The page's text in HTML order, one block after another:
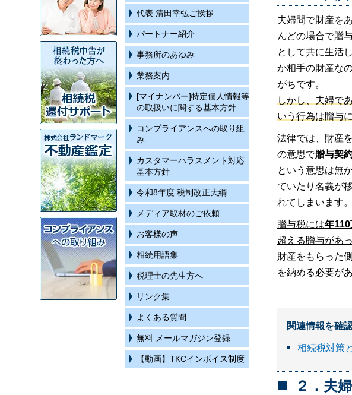
夫婦間で財産を
んどの場合で贈
として共に生活
か相手の財産な
がちです。
しかし、夫婦で
いう行為は贈与
法律では、財産
の意思で贈与契
という意思は無
ていたり名義が
れてしまいます。
贈与税には年
超える贈与があ
財産をもらった
を納める必要が
関連情報を確
相続税対策
２．夫
代表 清田幸弘ご挨拶
パートナー紹介
事務所のあゆみ
業務案内
[マイナンバー]特定個人情報等
の取扱いに関する基本方針
コンプライアンスへの取り組
み
カスタマーハラスメント対応
基本方針
令和8年度 税制改正大綱
メディア取材のご依頼
お客様の声
相続用語集
税理士の先生方へ
リンク集
よくある質問
無料 メールマガジン登録
【動画】TKCインボイス制度